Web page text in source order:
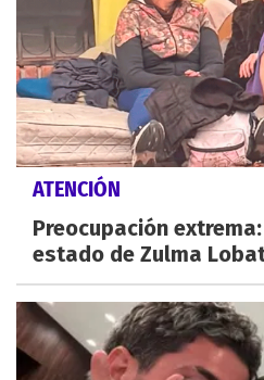
ATENCIÓN
Preocupación
estado de Zulma